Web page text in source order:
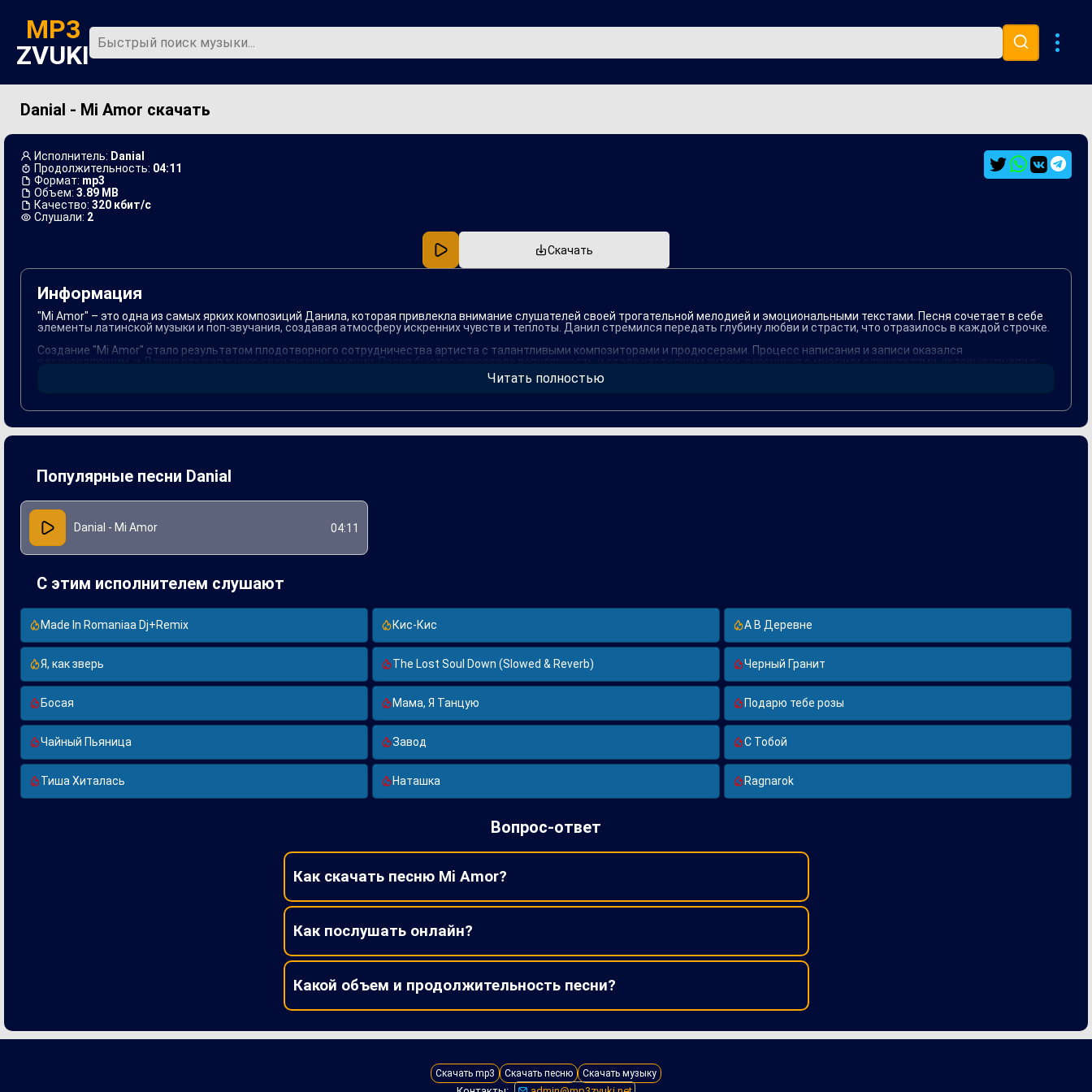
MP3
ZVUKI
Главная
Danial - Mi Amor скачать
Исполнитель: Danial
Продолжительность: 04:11
Формат: mp3
Объем: 3.89 MB
Качество: 320 кбит/с
Слушали: 2
Скачать
Информация
"Mi Amor" – это одна из самых ярких композиций Данила, которая привлекла внимание слушателей своей трогательной мелодией и эмоциональными текстами. Песня сочетает в себе
элементы латинской музыки и поп-звучания, создавая атмосферу искренних чувств и теплоты. Данил стремился передать глубину любви и страсти, что отразилось в каждой строчке.
Создание "Mi Amor" стало результатом плодотворного сотрудничества артиста с талантливыми композиторами и продюсерами. Процесс написания и записи оказался
вдохновляющим, и Данил вложил в него свои лучшие эмоции. Песня быстро завоевала популярность и стала настоящим хитом, резонируя с многими слушателями, которые узнали в
Читать полностью
Популярные песни Danial
Danial - Mi Amor 04:11
С этим исполнителем слушают
Made In Romaniaa Dj+Remix Кис-Кис А В Деревне
Я, как зверь The Lost Soul Down (Slowed & Reverb) Черный Гранит
Босая Мама, Я Танцую Подарю тебе розы
Чайный Пьяница Завод С Тобой
Тиша Хиталась Наташка Ragnarok
Вопрос-ответ
Как скачать песню Mi Amor?
Как послушать онлайн?
Какой объем и продолжительность песни?
Скачать mp3 Скачать песню Скачать музыку